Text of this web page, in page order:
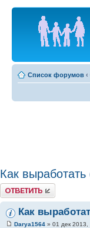
Список форумов ‹
Как
Ответить
Как
Darya1564 » 01 дек 2013,